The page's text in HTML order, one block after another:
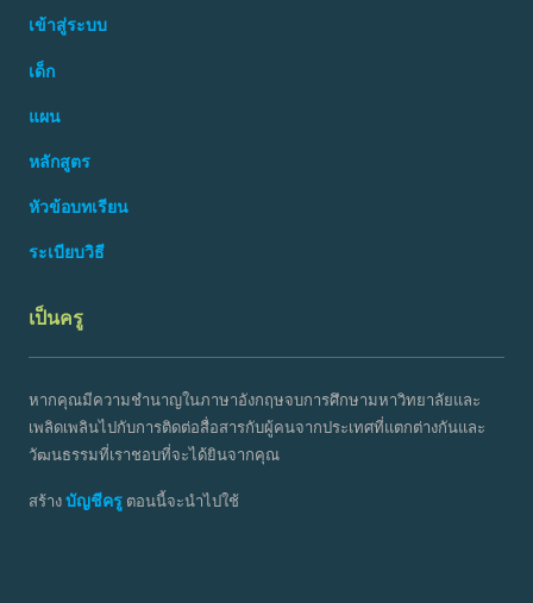
เข้าสู่ระบบ
เด็ก
แผน
หลักสูตร
หัวข้อบทเรียน
ระเบียบวิธี
เป็นครู
หากคุณมีความชำนาญในภาษาอังกฤษจบการศึกษามหาวิทยาลัยและ
เพลิดเพลินไปกับการติดต่อสื่อสารกับผู้คนจากประเทศที่แตกต่างกันและ
วัฒนธรรมที่เราชอบที่จะได้ยินจากคุณ
สร้างบัญชีครู ตอนนี้จะนำไปใช้